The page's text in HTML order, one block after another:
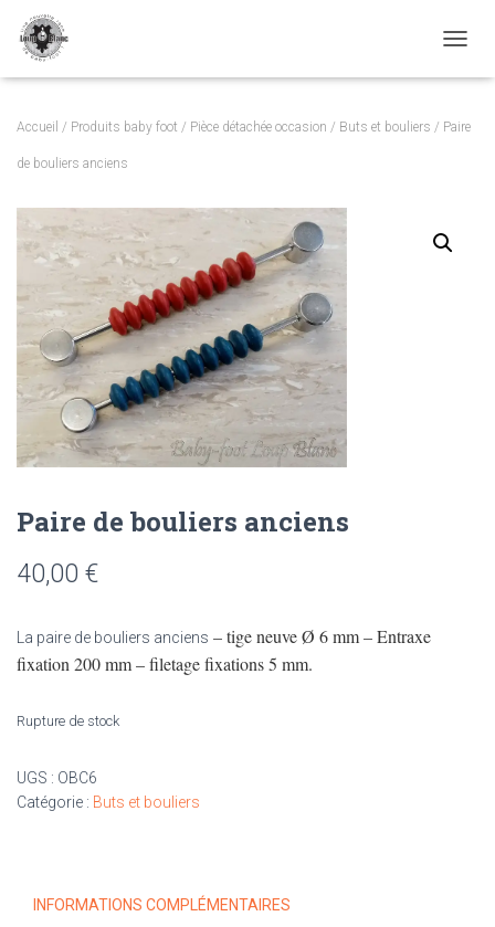
Accueil / Produits baby foot / Pièce détachée occasion / Buts et bouliers / Paire
de bouliers anciens
Paire de bouliers anciens
40,00 €
La paire de bouliers anciens – tige neuve Ø 6 mm – Entraxe
fixation 200 mm – filetage fixations 5 mm.
Rupture de stock
UGS : OBC6
Catégorie : Buts et bouliers
INFORMATIONS COMPLÉMENTAIRES